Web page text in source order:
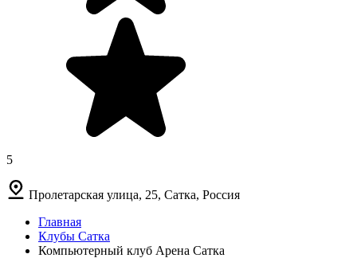
5
Пролетарская улица, 25, Сатка, Россия
Главная
Клубы Сатка
Компьютерный клуб Арена Cатка